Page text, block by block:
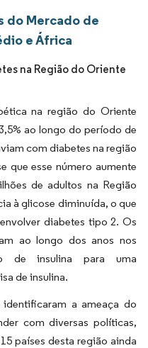
do Mercado de
e África
na Região do Oriente
na região do Oriente
ao longo do período de
com diabetes na região
que esse número aumente
de adultos na Região
à glicose diminuída, o que
diabetes tipo 2. Os
ao longo dos anos nos
de insulina para uma
de insulina.
a ameaça do
com diversas políticas,
países desta região ainda